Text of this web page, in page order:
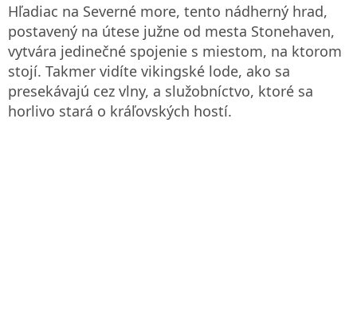
Hľadiac na Severné more, tento nádherný hrad,
postavený na útese južne od mesta Stonehaven,
vytvára jedinečné spojenie s miestom, na ktorom
stojí. Takmer vidíte vikingské lode, ako sa
presekávajú cez vlny, a služobníctvo, ktoré sa
horlivo stará o kráľovských hostí.